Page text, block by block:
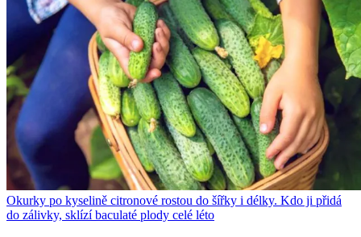
Okurky po kyselině citronové rostou do šířky i délky. Kdo ji přidá
do zálivky, sklízí baculaté plody celé léto